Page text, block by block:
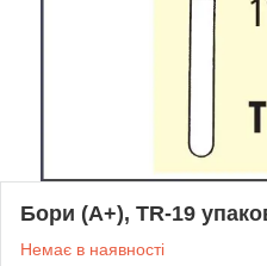
Бори (A+), TR-19
Немає в наявності